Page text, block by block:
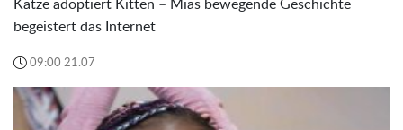
Katze adoptiert Kitten – Mias bewegende Geschichte
begeistert das Internet
09:00 21.07